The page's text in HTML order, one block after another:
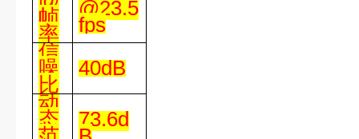
帧
率
@23.5
fps
信
噪
比
40dB
动
态 73.6d